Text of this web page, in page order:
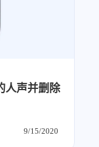
人声并删除
9/15/2020